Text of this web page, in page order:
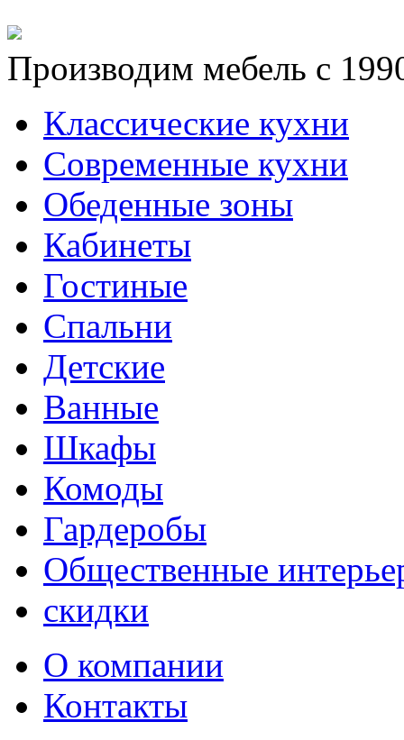
Производим мебель с
Классические кухни
Современные кухни
Обеденные зоны
Кабинеты
Гостиные
Спальни
Детские
Ванные
Шкафы
Комоды
Гардеробы
Общественные
скидки
О компании
Контакты